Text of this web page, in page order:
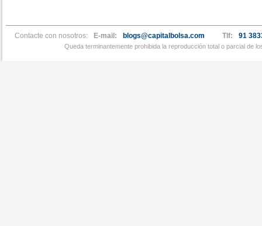
Contacte con nosotros: E-mail: blogs@capitalbolsa.com Tlf: 91
Queda terminantemente prohibida la reproducción total o parcial de